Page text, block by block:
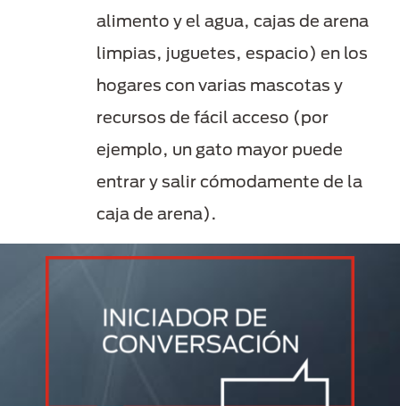
alimento y el agua, cajas de arena
limpias, juguetes, espacio) en los
hogares con varias mascotas y
recursos de fácil acceso (por
ejemplo, un gato mayor puede
entrar y salir cómodamente de la
caja de arena).